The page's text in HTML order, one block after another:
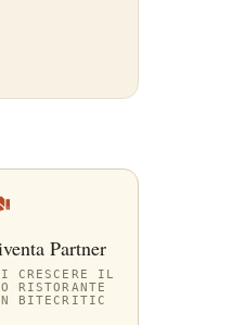
Partner
CRESCERE IL
RISTORANTE
BITECRITIC